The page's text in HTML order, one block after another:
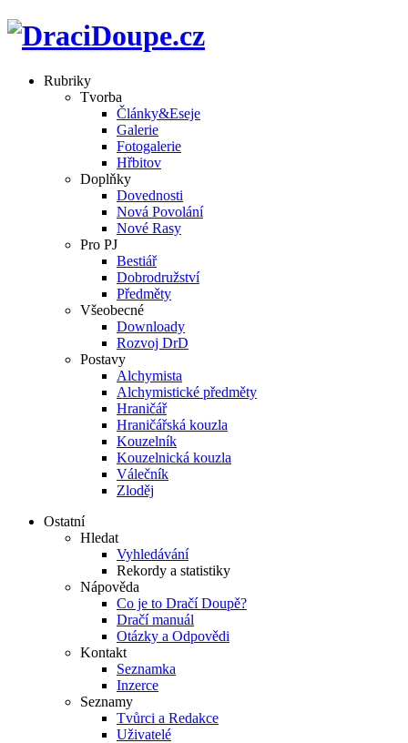
Rubriky
Tvorba
Články&Eseje
Galerie
Fotogalerie
Hřbitov
Doplňky
Dovednosti
Nová Povolání
Nové Rasy
Pro PJ
Bestiář
Dobrodružství
Předměty
Všeobecné
Downloady
Rozvoj DrD
Postavy
Alchymista
Alchymistické předměty
Hraničář
Hraničářská kouzla
Kouzelník
Kouzelnická kouzla
Válečník
Zloděj
Ostatní
Hledat
Vyhledávání
Rekordy a statistiky
Nápověda
Co je to Dračí Doupě?
Dračí manuál
Otázky a Odpovědi
Kontakt
Seznamka
Inzerce
Seznamy
Tvůrci a Redakce
Uživatelé